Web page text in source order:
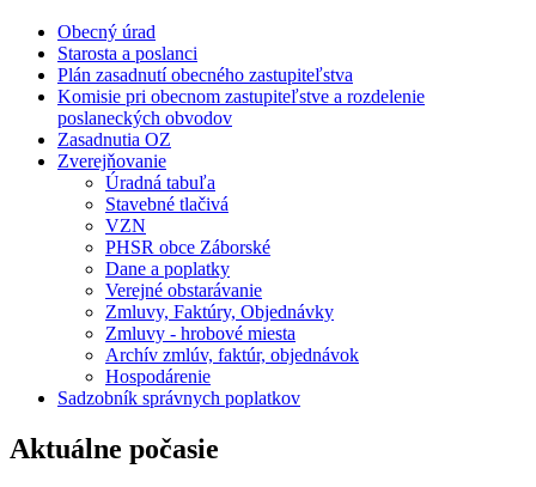
Obecný úrad
Starosta a poslanci
Plán zasadnutí obecného zastupiteľstva
Komisie pri obecnom zastupiteľstve a rozdelenie
poslaneckých obvodov
Zasadnutia OZ
Zverejňovanie
Úradná tabuľa
Stavebné tlačivá
VZN
PHSR obce Záborské
Dane a poplatky
Verejné obstarávanie
Zmluvy, Faktúry, Objednávky
Zmluvy - hrobové miesta
Archív zmlúv, faktúr, objednávok
Hospodárenie
Sadzobník správnych poplatkov
Aktuálne počasie